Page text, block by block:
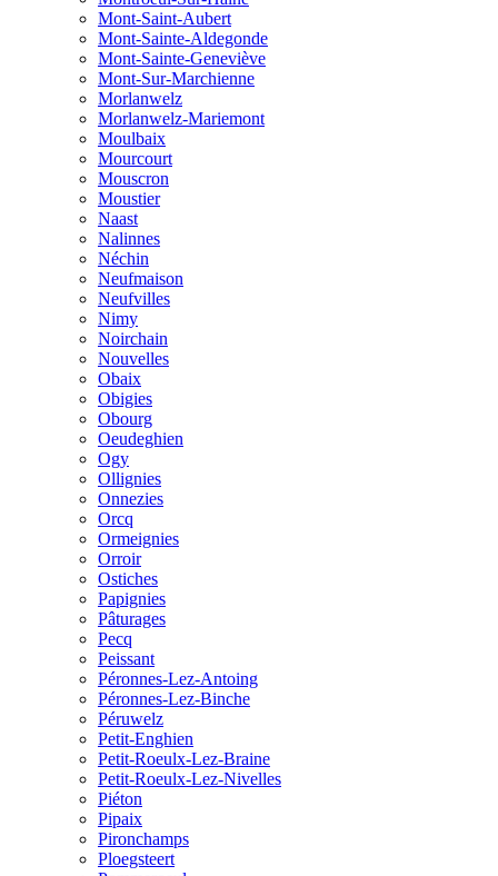
Mont-Saint-Aubert
Mont-Sainte-Aldegonde
Mont-Sainte-Geneviève
Mont-Sur-Marchienne
Morlanwelz
Morlanwelz-Mariemont
Moulbaix
Mourcourt
Mouscron
Moustier
Naast
Nalinnes
Néchin
Neufmaison
Neufvilles
Nimy
Noirchain
Nouvelles
Obaix
Obigies
Obourg
Oeudeghien
Ogy
Ollignies
Onnezies
Orcq
Ormeignies
Orroir
Ostiches
Papignies
Pâturages
Pecq
Peissant
Péronnes-Lez-Antoing
Péronnes-Lez-Binche
Péruwelz
Petit-Enghien
Petit-Roeulx-Lez-Braine
Petit-Roeulx-Lez-Nivelles
Piéton
Pipaix
Pironchamps
Ploegsteert